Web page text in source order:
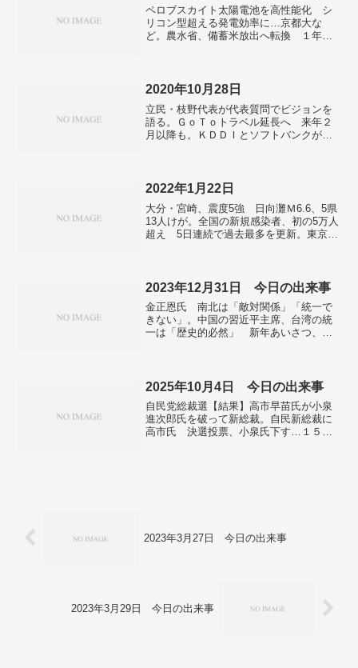
鮮に触れず…韓国大統領。今夏の富士登
山者、前年比0.4％増 入山料4000円も天
候恵まれ。100隻の漁船団、大漁旗はため
みそ汁混入で殺人未遂事件も…身近な有
毒植物キョウチクトウの危険。
ペロブスカイト太陽電池を高性能化 シ
リコン型超える発電効率に…京都大な
ど。農水省、備蓄米放出へ転換 １年以
院議長、政府２案基に。「ディープシー
報流出懸念。北朝鮮兵、前線から消え
る 対ウクライナ、損失で一時撤退か…
報道。韓国サムスン、営業利益２．３
５％、移民・麻薬対策不備で。
2020年10月28日
立民・枝野代表が代表質問でビジョンを
語る。ＧｏＴｏトラベル延長へ 来年２
月以降も。ＫＤＤＩとソフトバンクが新
2022年1月22日
大分・宮崎、震度5強 日向灘Ｍ6.6、5県
13人けが。全国の新規感染者、初の5万人
超え 5日連続で過去最多を更新。東京都
ら。ヒアリ「緊急対処生物」に 立ち入
り強化、法改正へ。
2023年12月31日 今日の出来事
金正恩氏 南北は「敵対関係」「統一で
きない」。中国の習近平主席、台湾の統
一は「歴史的必然」 新年あいさつ、改
戦火に危機感―ロシア西部。
2025年10月4日 今日の出来事
自民党総裁選【結果】高市早苗氏が小泉
進次郎氏を破って新総裁。自民新総裁に
高市氏 決選投票、小泉氏下す…１５
選。高市氏は日本版「鉄の女」 豪メデ
ィア、サッチャー氏と重ねる。中国、台
紹介。「さなえコール」の大合唱 高市
氏の地元支援者ら 自民総裁選。
2023年3月27日 今日の出来事
2023年3月29日 今日の出来事